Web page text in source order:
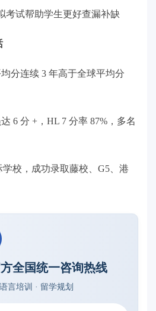
考试帮助学生更好查漏补缺
分连续 3 年高于全球平均分
6 分 +，HL 7 分率 87%，多名
校，成功录取藤校、G5、港
全国统一咨询热线
言培训 · 留学规划